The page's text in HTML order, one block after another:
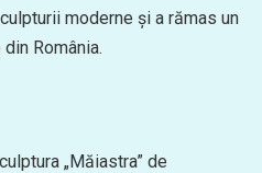
moderne și a rămas un
România.
„Măiastra” de